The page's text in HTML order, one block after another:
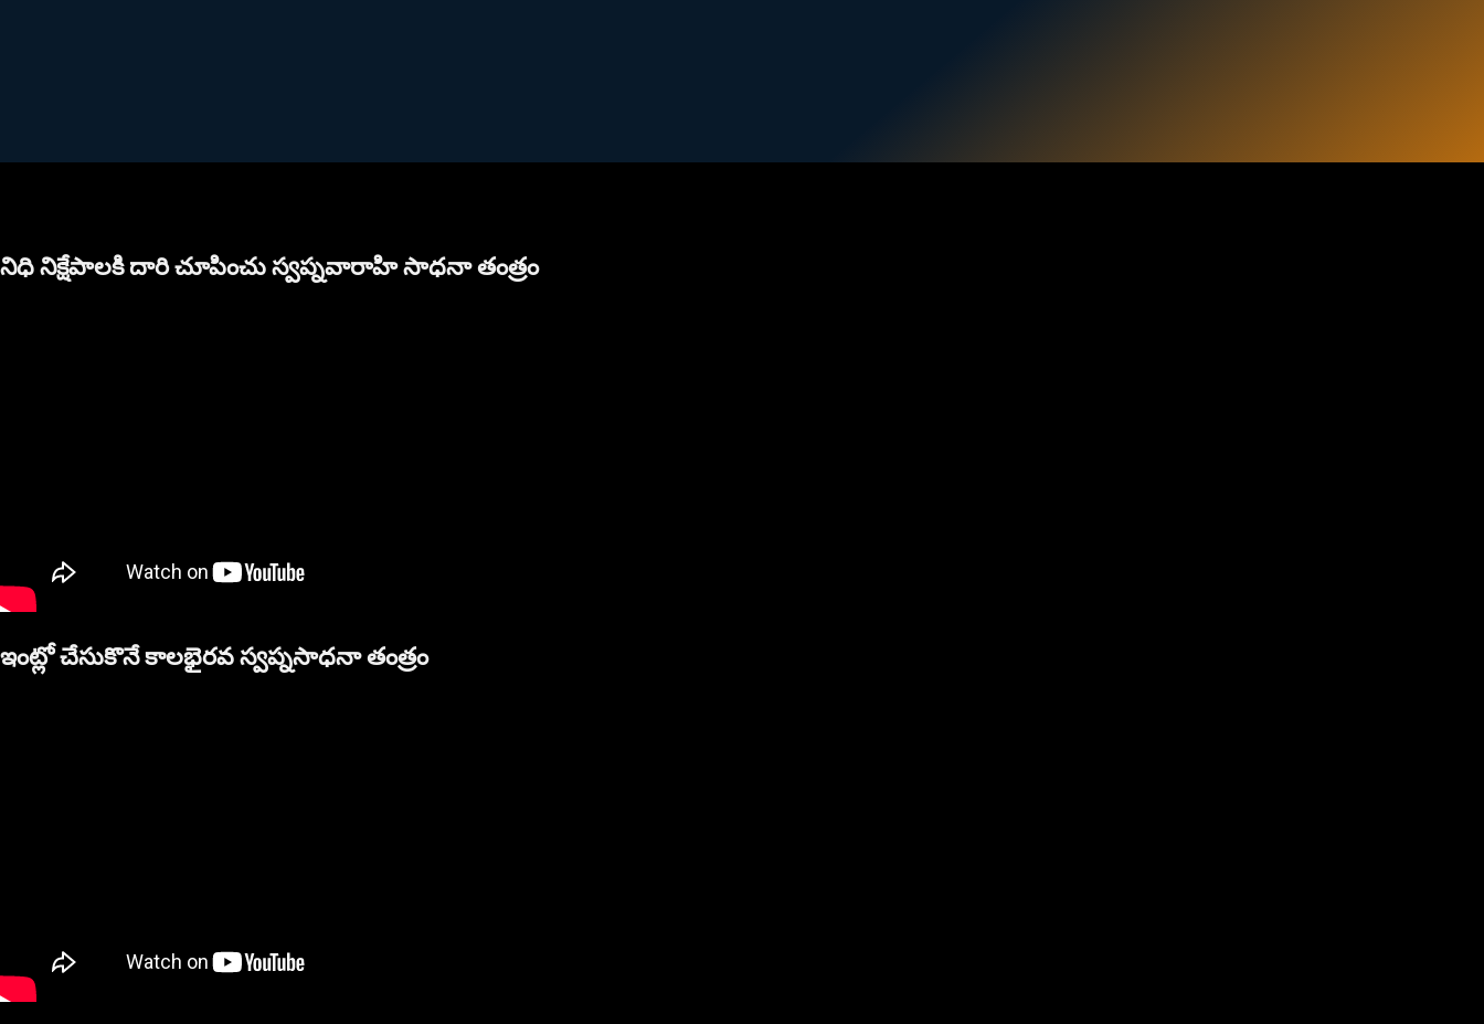
నిధి నిక్షేపాలకి దారి చూపించు స్వప్నవారాహి సాధనా తంత్రం
ఇంట్లో చేసుకొనే కాలభైరవ స్వప్నసాధనా తంత్రం